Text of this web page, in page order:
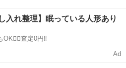
入れ整理】眠っている人形あり
OK🙆‍♀️査定0円‼️
Ad